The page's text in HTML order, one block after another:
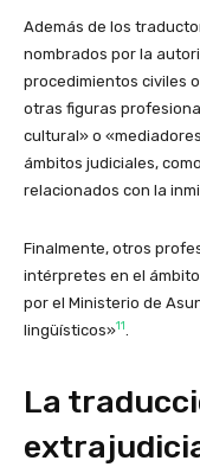
Además de los
nombrados por la
procedimientos civiles
otras figuras
cultural» o
ámbitos judiciales,
relacionados con la
Finalmente, otros
intérpretes en el
por el Ministerio de
lingüísticos»11
La